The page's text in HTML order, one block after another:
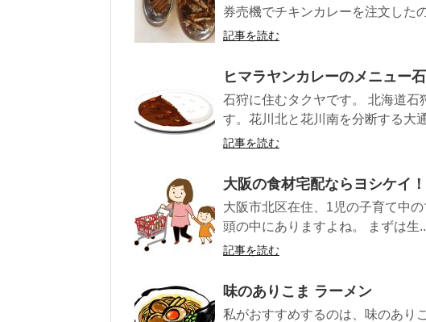
券売機でチキンカレーを注文した
記事を読む
ヒマラヤンカレーのメニュー
石狩に住むタクヤです。 北海道石
す。花川北と花川南を分断する大
記事を読む
大阪の食材宅配ならヨシケイ
大阪市北区在住、1児の子育て中
頭の中にありますよね。 まずは生
記事を読む
味のありこま ラーメン
私がおすすめするのは、味のあり